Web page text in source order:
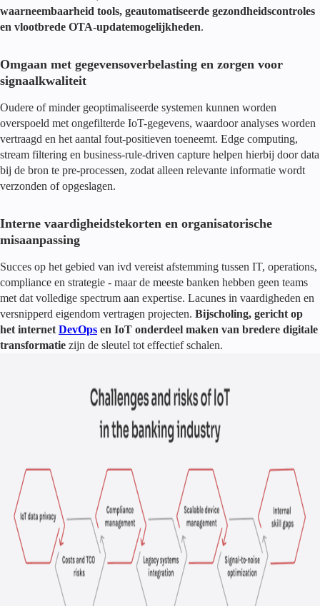
waarneembaarheid tools, geautomatiseerde gezondheidscontroles
en vlootbrede OTA-updatemogelijkheden.
Omgaan met gegevensoverbelasting en zorgen voor
signaalkwaliteit
Oudere of minder geoptimaliseerde systemen kunnen worden
overspoeld met ongefilterde IoT-gegevens, waardoor analyses worden
vertraagd en het aantal fout-positieven toeneemt. Edge computing,
stream filtering en business-rule-driven capture helpen hierbij door data
bij de bron te pre-processen, zodat alleen relevante informatie wordt
verzonden of opgeslagen.
Interne vaardigheidstekorten en organisatorische
misaanpassing
Succes op het gebied van ivd vereist afstemming tussen IT, operations,
compliance en strategie - maar de meeste banken hebben geen teams
met dat volledige spectrum aan expertise. Lacunes in vaardigheden en
versnipperd eigendom vertragen projecten. Bijscholing, gericht op
het internet DevOps en IoT onderdeel maken van bredere digitale
transformatie zijn de sleutel tot effectief schalen.